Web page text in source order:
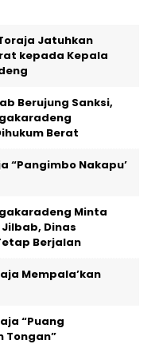
Jatuhkan
kepada Kepala
Berujung Sanksi,
Berat
“Pangimbo Nakapu’
Minta
Dinas
Berjalan
Mempala’kan
“Puang
Tongan”